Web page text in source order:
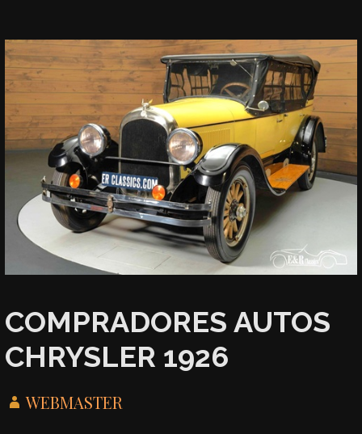
COMPRADORES AUTOS
CHRYSLER 1926
WEBMASTER